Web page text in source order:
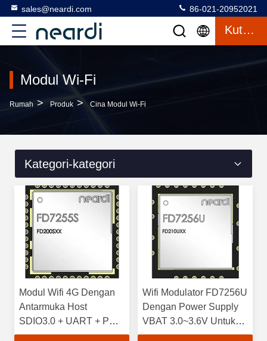
sales@neardi.com 86-021-20952021
Kutipan
Modul Wi-Fi
Rumah > Produk > Cina Modul Wi-Fi
Kategori-kategori
Modul Wifi 4G Dengan
Antarmuka Host
SDIO3.0 + UART + PCM
Untuk Otomotif
Wifi Modulator FD7256U
Dengan Power Supply
VBAT 3.0~3.6V Untuk
PC OEM